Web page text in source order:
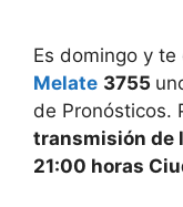
Es domingo y
Melate 3755
de Pronósticos.
transmisión de
21:00 horas